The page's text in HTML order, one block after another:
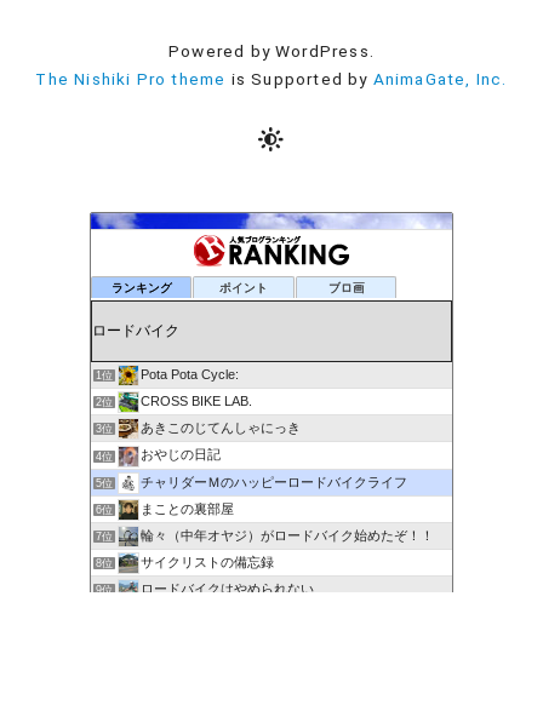
Powered by WordPress.
The Nishiki Pro theme is Supported by AnimaGate, Inc.
ランキング ポイント ブロ画
1位 Pota Pota Cycle:
2位 CROSS BIKE LAB.
3位 あきこのじてんしゃにっき
4位 おやじの日記
5位 チャリダーＭのハッピーロードバイクライフ
6位 まことの裏部屋
7位 輪々（中年オヤジ）がロードバイク始めたぞ！！
8位 サイクリストの備忘録
9位 ロードバイクはやめられない